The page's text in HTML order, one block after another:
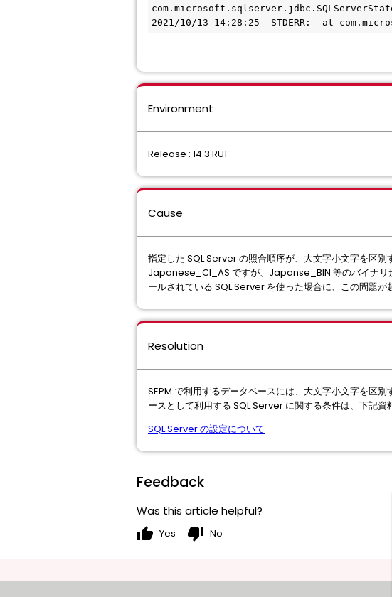
2021/10/13 14:28:25  STDERR:  at
Environment
Release : 14.3 RU1
Cause
指定した SQL Server の照合順序が、大文字小文字を区
Japanese_CI_AS ですが、Japanse_BIN 等のバイナリ
ールされている SQL Server を使った場合に、この問題が
Resolution
SEPM で利用するデータベースには、大文字小文字を区
ースとして利用する SQL Server に関する条件は、下記資
SQL Server の設定について
Feedback
Was this article helpful?
thumb_up Yes thumb_down No